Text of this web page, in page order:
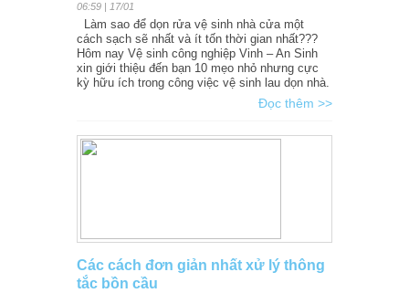
06:59 | 17/01
Làm sao để dọn rửa vệ sinh nhà cửa một
cách sạch sẽ nhất và ít tốn thời gian nhất???
Hôm nay Vệ sinh công nghiệp Vinh – An Sinh
xin giới thiệu đến bạn 10 mẹo nhỏ nhưng cực
kỳ hữu ích trong công việc vệ sinh lau dọn nhà.
Đọc thêm >>
Các cách đơn giản nhất xử lý thông
tắc bồn cầu